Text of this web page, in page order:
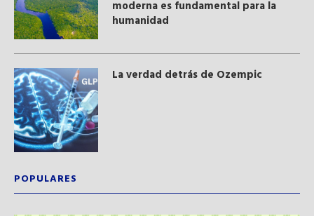
moderna​ es fundamental para la
humanidad
La verdad detrás de Ozempic
POPULARES